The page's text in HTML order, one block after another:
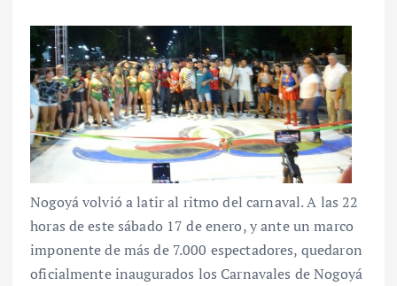
Nogoyá volvió a latir al ritmo del carnaval. A las 22
horas de este sábado 17 de enero, y ante un marco
imponente de más de 7.000 espectadores, quedaron
oficialmente inaugurados los Carnavales de Nogoyá